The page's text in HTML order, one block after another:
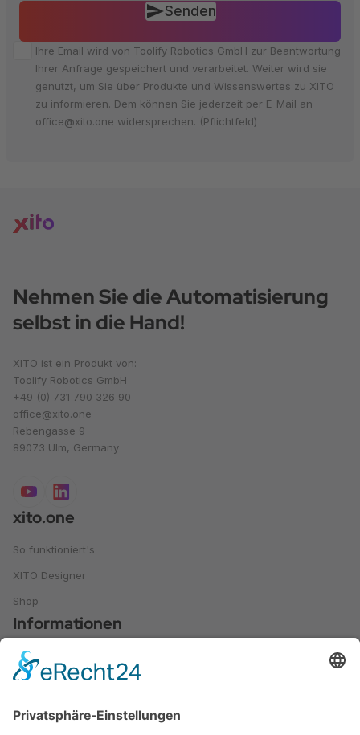
Senden
Ihre Email wird von Toolify Robotics GmbH zur Beantwortung
Ihrer Anfrage gespeichert und verarbeitet. Weiter wird sie
genutzt, um Sie über Produkte und Wissenswertes zu XITO
zu informieren. Dem können Sie jederzeit per E-Mail an
office@xito.one widersprechen. (Pflichtfeld)
Nehmen Sie die Automatisierung
selbst in die Hand!
XITO ist ein Produkt von:
Toolify Robotics GmbH
+49 (0) 731 790 326 90
office@xito.one
Rebengasse 9
89073 Ulm, Germany
xito.one
So funktioniert's
XITO Designer
Shop
Informationen
Leitfaden und Ratgeber
Referenzen
Anwendungen